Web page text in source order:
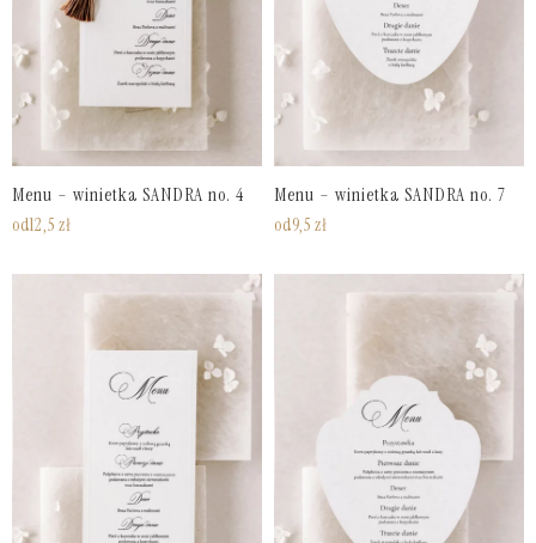
Menu – winietka SANDRA no. 4
od12,5 zł
Menu – winietka SANDRA no. 7
od9,5 zł